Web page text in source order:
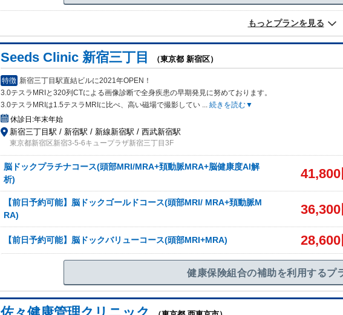
もっとプランを見る
Seeds Clinic 新宿三丁目 （東京都 新宿区）
特徴 新宿三丁目駅直結ビルに2021年OPEN！
3.0テスラMRIと320列CTによる画像診断で全身疾患の早期発見に努めております。
3.0テスラMRIは1.5テスラMRIに比べ、高い磁場で撮影してい ... 続きを読む▼
休診日:年末年始
新宿三丁目駅 / 新宿駅 / 新線新宿駅 / 西武新宿駅
東京都新宿区新宿3-5-6キュープラザ新宿三丁目3F
脳ドックプラチナコース(頭部MRI/MRA+頚動脈MRA+脳健康度AI解
析)
41,800
【前日予約可能】脳ドックゴールドコース(頭部MRI/ MRA+頚動脈M
RA)
36,300
【前日予約可能】脳ドックバリューコース(頭部MRI+MRA) 28,600
健康保険組合の補助を利用するプ